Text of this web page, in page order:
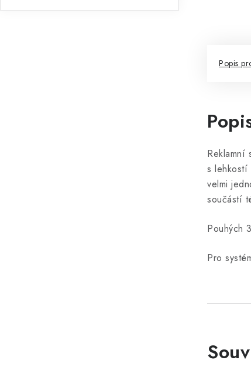
Popis
Reklamní
s lehkostí
velmi
součástí
Pouhých
Pro